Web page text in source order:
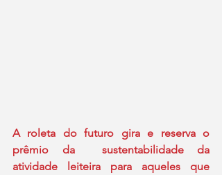
A roleta do futuro gira e reserva o
prêmio da  sustentabilidade da
atividade leiteira para aqueles que